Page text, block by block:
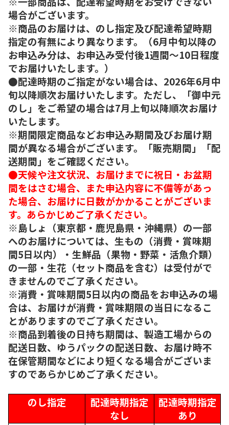
場合がございます。
※商品のお届けは、のし指定及び配達希望時期
指定の有無により異なります。（6月中旬以降の
お申込み分は、お申込み受付後1週間～10日程度
でお届けいたします。）
●配達時期のご指定がない場合は、2026年6月中
旬以降順次お届けいたします。ただし、「御中元
のし」をご希望の場合は7月上旬以降順次お届け
いたします。
※期間限定商品などお申込み期間及びお届け期
間が異なる場合がございます。「販売期間」「配
送期間」をご確認ください。
●天候や注文状況、お届けまでに祝日・お盆期
間をはさむ場合、また申込内容に不備等があっ
た場合、お届けに日数がかかることがございま
す。あらかじめご了承ください。
※島しょ（東京都・鹿児島県・沖縄県）の一部
へのお届けについては、生もの（消費・賞味期
間5日以内）・生鮮品（果物・野菜・活魚介類）
の一部・生花（セット商品を含む）は受付がで
きませんのでご了承ください。
※消費・賞味期間5日以内の商品をお申込みの場
合は、お届けが消費・賞味期限の当日になるこ
とがありますのでご了承ください。
※商品到着後の日持ち期間は、製造工場からの
配送日数、ゆうパックの配送日数、お届け時不
在保管期間などにより短くなる場合がございま
すのであらかじめご了承ください。
のし指定
配達時期指定
なし
配達時期指定
あり